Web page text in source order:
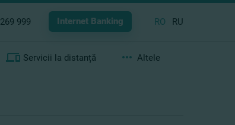
269 999 Internet Banking RO RU
Servicii la distanță Altele